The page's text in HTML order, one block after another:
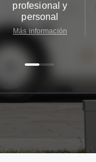
profesional y
personal
Más información